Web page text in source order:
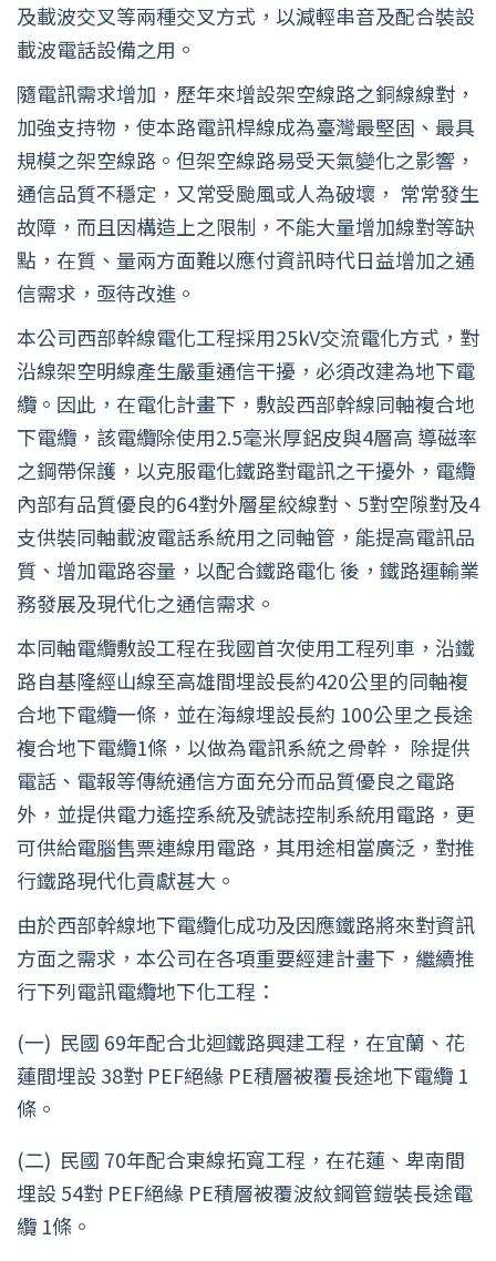
及載波交叉等兩種交叉方式，以減輕串音及配合裝設
載波電話設備之用。
隨電訊需求增加，歷年來增設架空線路之銅線線對，
加強支持物，使本路電訊桿線成為臺灣最堅固、最具
規模之架空線路。但架空線路易受天氣變化之影響，
通信品質不穩定，又常受颱風或人為破壞， 常常發生
故障，而且因構造上之限制，不能大量增加線對等缺
點，在質、量兩方面難以應付資訊時代日益增加之通
信需求，亟待改進。
本公司西部幹線電化工程採用25kV交流電化方式，對
沿線架空明線產生嚴重通信干擾，必須改建為地下電
纜。因此，在電化計畫下，敷設西部幹線同軸複合地
下電纜，該電纜除使用2.5毫米厚鋁皮與4層高 導磁率
之鋼帶保護，以克服電化鐵路對電訊之干擾外，電纜
內部有品質優良的64對外層星絞線對、5對空隙對及4
支供裝同軸載波電話系統用之同軸管，能提高電訊品
質、增加電路容量，以配合鐵路電化 後，鐵路運輸業
務發展及現代化之通信需求。
本同軸電纜敷設工程在我國首次使用工程列車，沿鐵
路自基隆經山線至高雄間埋設長約420公里的同軸複
合地下電纜一條，並在海線埋設長約 100公里之長途
複合地下電纜1條，以做為電訊系統之骨幹， 除提供
電話、電報等傳統通信方面充分而品質優良之電路
外，並提供電力遙控系統及號誌控制系統用電路，更
可供給電腦售票連線用電路，其用途相當廣泛，對推
行鐵路現代化貢獻甚大。
由於西部幹線地下電纜化成功及因應鐵路將來對資訊
方面之需求，本公司在各項重要經建計畫下，繼續推
行下列電訊電纜地下化工程：
(一) 民國 69年配合北迴鐵路興建工程，在宜蘭、花
蓮間埋設 38對 PEF絕緣 PE積層被覆長途地下電纜 1
條。
(二) 民國 70年配合東線拓寬工程，在花蓮、卑南間
埋設 54對 PEF絕緣 PE積層被覆波紋鋼管鎧裝長途電
纜 1條。